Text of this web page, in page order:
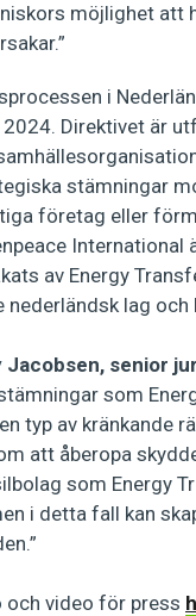
möjlighet att
i
2024. Direktivet är
stämningar
företag eller
International
av Energy
nederländsk lag och
Jacobsen, senior
som
typ av kränkande
att åberopa
som Energy
i detta fall kan
och video för press